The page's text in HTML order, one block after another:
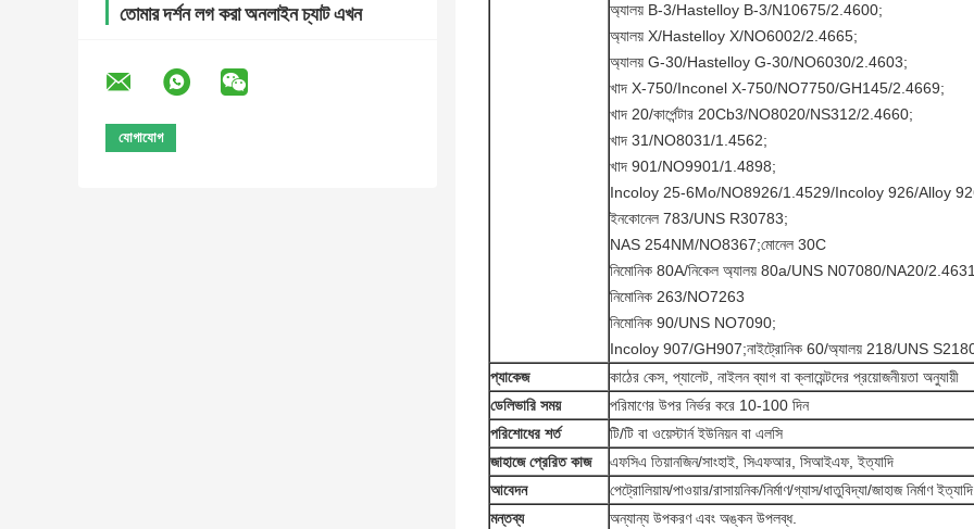
তোমার দর্শন লগ করা অনলাইন চ্যাট এখন
অ্যালয় B-3/Hastelloy B-3/N10675/2.4600;
অ্যালয় X/Hastelloy X/NO6002/2.4665;
অ্যালয় G-30/Hastelloy G-30/NO6030/2.4603;
খাদ X-750/Inconel X-750/NO7750/GH145/2.4669;
খাদ 20/কার্পেন্টার 20Cb3/NO8020/NS312/2.4660;
খাদ 31/NO8031/1.4562;
খাদ 901/NO9901/1.4898;
Incoloy 25-6Mo/NO8926/1.4529/Incoloy 926/Alloy
ইনকোনেল 783/UNS R30783;
NAS 254NM/NO8367;মোনেল 30C
নিমোনিক 80A/নিকেল অ্যালয় 80a/UNS N07080/NA20/
নিমোনিক 263/NO7263
নিমোনিক 90/UNS NO7090;
Incoloy 907/GH907;নাইট্রোনিক 60/অ্যালয় 218/UNS
প্যাকেজ
কাঠের কেস, প্যালেট, নাইলন ব্যাগ বা ক্লায়েন্টদের প্রয়োজনীয়তা অনুযায়ী
ডেলিভারি সময়
পরিমাণের উপর নির্ভর করে 10-100 দিন
পরিশোধের শর্ত
টি/টি বা ওয়েস্টার্ন ইউনিয়ন বা এলসি
জাহাজে প্রেরিত কাজ
এফসিএ তিয়ানজিন/সাংহাই, সিএফআর, সিআইএফ, ইত্যাদি
আবেদন
পেট্রোলিয়াম/পাওয়ার/রাসায়নিক/নির্মাণ/গ্যাস/ধাতুবিদ্যা/জাহাজ নির্মাণ ইত্যাদি
মন্তব্য
অন্যান্য উপকরণ এবং অঙ্কন উপলব্ধ.